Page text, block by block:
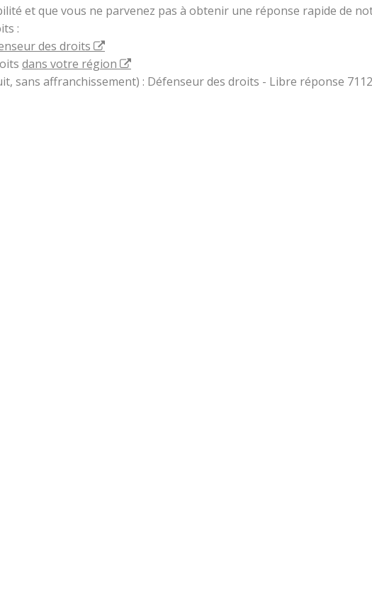
et que vous ne parvenez pas à obtenir une réponse rapide de
:
des droits
dans votre région
affranchissement) : Défenseur des droits - Libre réponse